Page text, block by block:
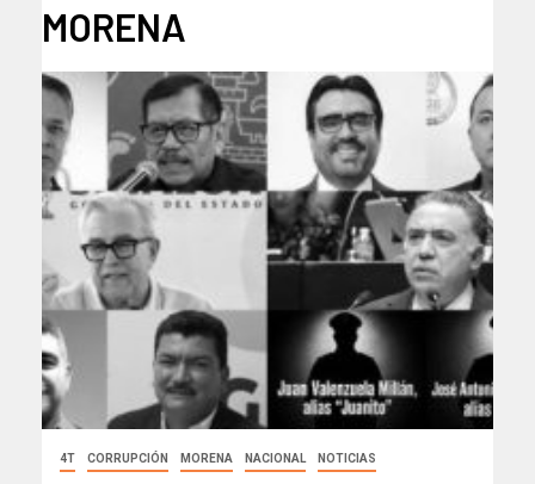
MORENA
4T CORRUPCIÓN MORENA NACIONAL NOTICIAS